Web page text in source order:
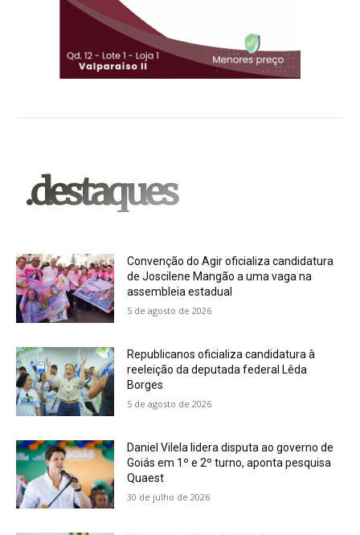
.destaques
Convenção do Agir oficializa candidatura
de Joscilene Mangão a uma vaga na
assembleia estadual
5 de agosto de 2026
Republicanos oficializa candidatura à
reeleição da deputada federal Lêda
Borges
5 de agosto de 2026
Daniel Vilela lidera disputa ao governo de
Goiás em 1º e 2º turno, aponta pesquisa
Quaest
30 de julho de 2026